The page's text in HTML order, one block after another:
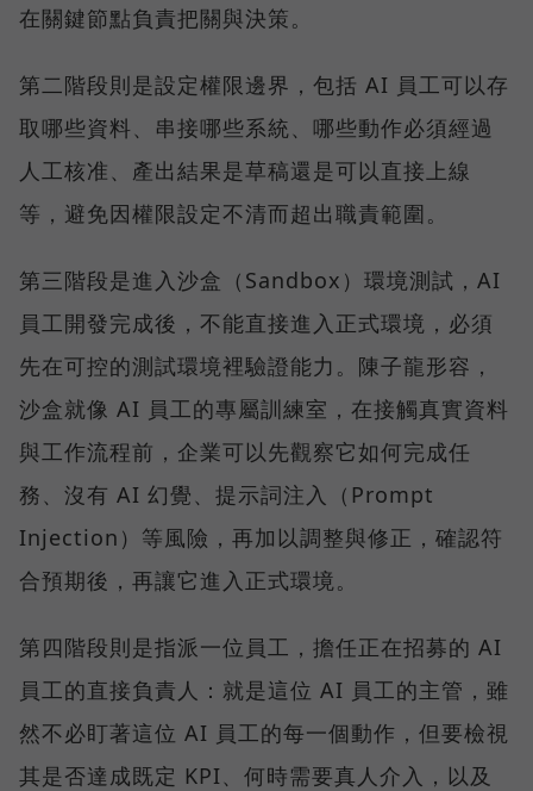
在關鍵節點負責把關與決策。
第二階段則是設定權限邊界，包括 AI 員工可以存
取哪些資料、串接哪些系統、哪些動作必須經過
人工核准、產出結果是草稿還是可以直接上線
等，避免因權限設定不清而超出職責範圍。
第三階段是進入沙盒（Sandbox）環境測試，AI
員工開發完成後，不能直接進入正式環境，必須
先在可控的測試環境裡驗證能力。陳子龍形容，
沙盒就像 AI 員工的專屬訓練室，在接觸真實資料
與工作流程前，企業可以先觀察它如何完成任
務、沒有 AI 幻覺、提示詞注入（Prompt
Injection）等風險，再加以調整與修正，確認符
合預期後，再讓它進入正式環境。
第四階段則是指派一位員工，擔任正在招募的 AI
員工的直接負責人：就是這位 AI 員工的主管，雖
然不必盯著這位 AI 員工的每一個動作，但要檢視
其是否達成既定 KPI、何時需要真人介入，以及